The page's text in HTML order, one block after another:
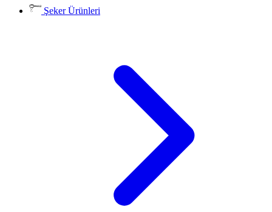
Şeker Ürünleri